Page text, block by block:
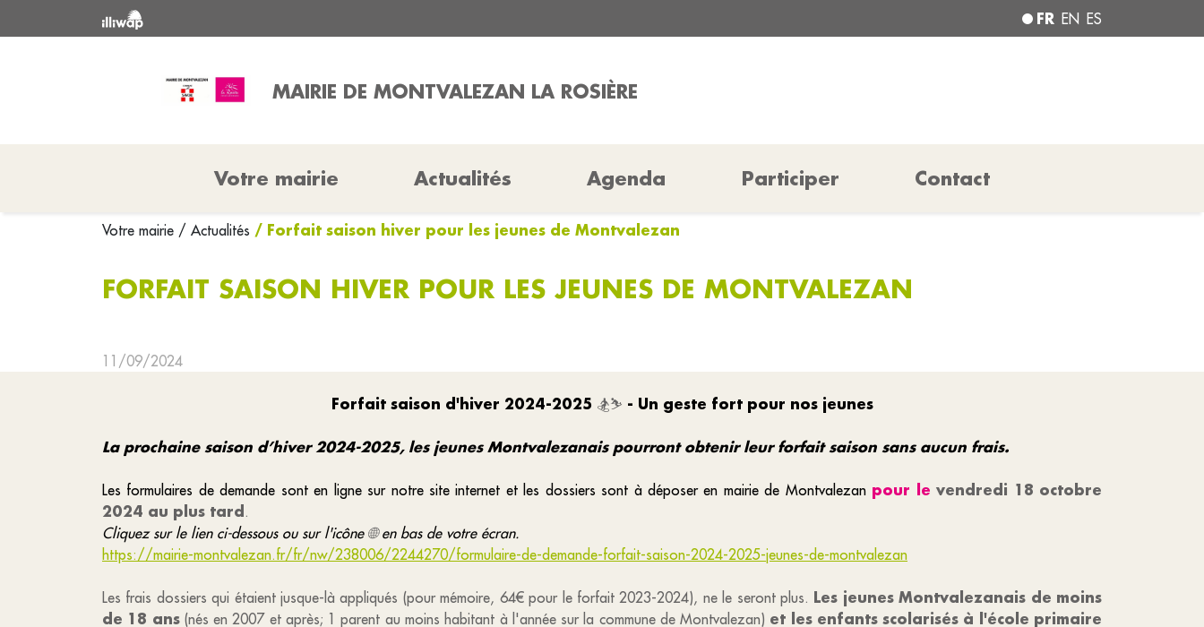
FR EN ES
MAIRIE DE MONTVALEZAN LA ROSIÈRE
Votre mairie Actualités Agenda Participer Contact
Votre mairie / Actualités / Forfait saison hiver pour les jeunes de Montvalezan
FORFAIT SAISON HIVER POUR LES JEUNES DE MONTVALEZAN
11/09/2024
Forfait saison d'hiver 2024-2025 🏂⛷ - Un geste fort pour nos jeunes
La prochaine saison d’hiver 2024-2025, les jeunes Montvalezanais pourront obtenir leur forfait saison sans aucun frais.
Les formulaires de demande sont en ligne sur notre site internet et les dossiers sont à déposer en mairie de Montvalezan pour levendredi 18 octobre
2024 au plus tard .
Cliquez sur le lien ci-dessous ou sur l'icône 🌐en bas de votre écran.
https://mairie-montvalezan.fr/fr/nw/238006/2244270/formulaire-de-demande-forfait-saison-2024-2025-jeunes-de-montvalezan
Les frais dossiers qui étaient jusque-là appliqués (pour mémoire, 64€ pour le forfait 2023-2024), ne le seront plus. Les jeunes Montvalezanais de moins
de 18 ans(nés en 2007 et après; 1 parent au moins habitant à l'année sur la commune de Montvalezan) et les enfants scolarisés à l'école primaire